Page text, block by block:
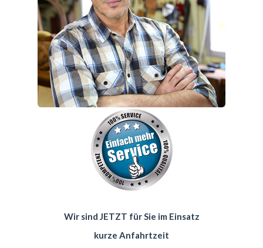
Wir sind JETZT für Sie im Einsatz
kurze Anfahrtzeit